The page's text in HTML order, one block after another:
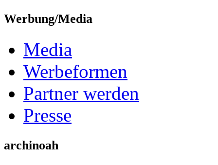
Werbung/Media
Media
Werbeformen
Partner werden
Presse
archinoah